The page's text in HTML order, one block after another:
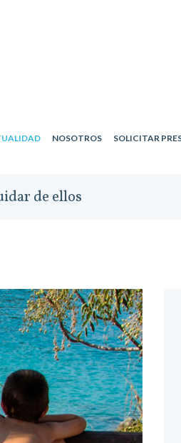
NOSOTROS SOLICITAR
de ellos